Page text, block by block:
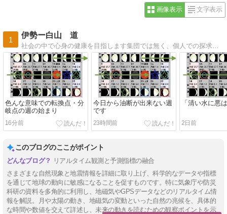
画像表示 文字表示
1
伊勢ー白山 道
社会の中で心身の健康を目指します集団では無く、個人での探求を目指します
色んな意味での転換点・分
岐点の週の始まり
16分前
今日から油断が出来ない週
です
23時間前
「清い水に悪
2日前
このブログのここがポイント
リアルタイム観測と予測指標の融合
さまざまな自然現象と地震情報を詳細に取り上げ、科学的なデータや指標
を通じて地球の動向に敏感になることを促すものです。特に気象庁や防災
科研の資料を多角的に利用し、地磁気やGPSデータなどのリアルタイム情
報を解説。月や太陽の動き、地磁気の変動といった自然の兆候を、具体的
な時間や数値を交えて詳述し、未来の動きを読むための観察ポイントを示